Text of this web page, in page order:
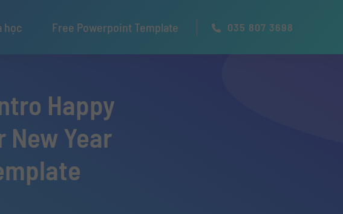
học Free Powerpoint Template 035 807 3698
Happy
New Year